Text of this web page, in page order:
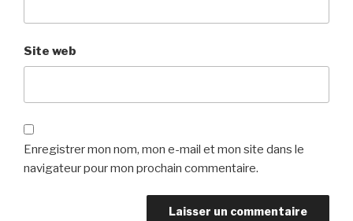
Site web
Enregistrer mon nom, mon e-mail et mon site dans le
navigateur pour mon prochain commentaire.